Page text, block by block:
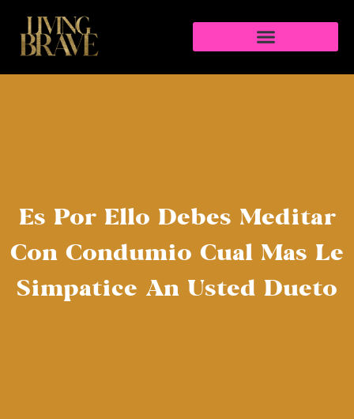
Es Por Ello Debes Meditar
Con Condumio Cual Mas Le
Simpatice An Usted Dueto